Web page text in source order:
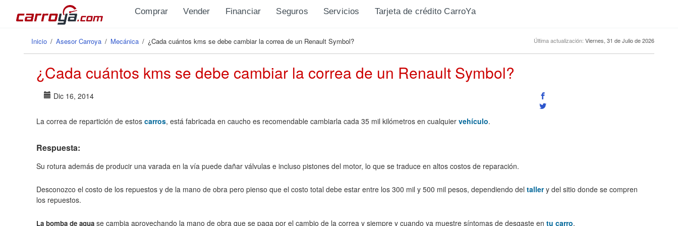
Pasar al contenido principal
Comprar Vender Financiar Seguros Servicios Tarjeta de crédito CarroYa
Se encuentra usted aquí
Inicio / Asesor Carroya / Mecánica / ¿Cada cuántos kms se debe cambiar la correa de un Renault Symbol? Última actualización: Viernes, 31 de Julio de 2026
¿Cada cuántos kms se debe cambiar la correa de un Renault Symbol?
Dic 16, 2014
La correa de repartición de estos carros, está fabricada en caucho es recomendable cambiarla cada 35 mil kilómetros en cualquier vehículo.
Respuesta:
Su rotura además de producir una varada en la vía puede dañar válvulas e incluso pistones del motor, lo que se traduce en altos costos de reparación.
Desconozco el costo de los repuestos y de la mano de obra pero pienso que el costo total debe estar entre los 300 mil y 500 mil pesos, dependiendo del tallery del sitio donde se compren
los repuestos.
La bomba de agua se cambia aprovechando la mano de obra que se paga por el cambio de la correa y siempre y cuando ya muestre síntomas de desgaste en tu carro.